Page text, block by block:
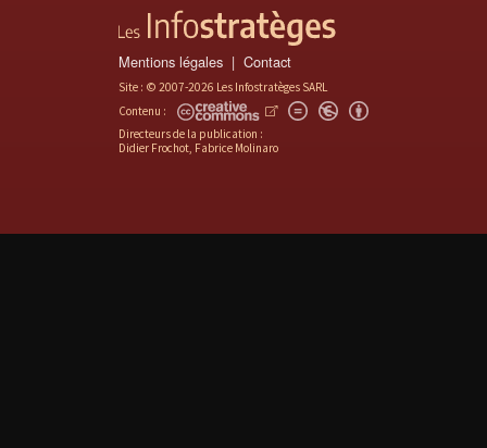
Mentions légales Contact
Site : © 2007-2026 Les Infostratèges SARL
Contenu :
Directeurs de la publication :
Didier Frochot, Fabrice Molinaro